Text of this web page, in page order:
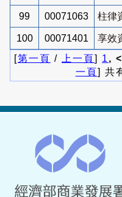
99 00071063 柱律
100 00071401
享效
[第一頁 / 上一頁] 1 ,
一頁] 共